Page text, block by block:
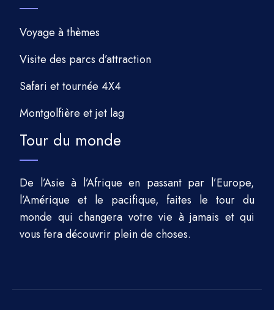
Voyage à thèmes
Visite des parcs d’attraction
Safari et tournée 4X4
Montgolfière et jet lag
Tour du monde
De l’Asie à l’Afrique en passant par l’Europe,
l’Amérique et le pacifique, faites le tour du
monde qui changera votre vie à jamais et qui
vous fera découvrir plein de choses.